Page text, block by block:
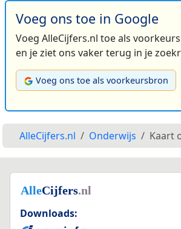
Voeg ons toe in Google
Voeg AlleCijfers.nl toe als
en je ziet ons vaker terug in je
Voeg ons toe als voorkeursbron
AlleCijfers.nl Onderwijs Kaart
Downloads: